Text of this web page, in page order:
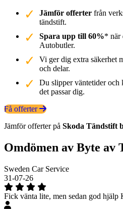
Jämför offerter från
tändstift.
Spara upp till 60%* när
Autobutler.
Vi ger dig extra säkerhet
och delar.
Du slipper väntetider och
det passar dig.
Få offerter
Jämför offerter på Skoda Tändstift
Omdömen av Byte av
Sweden Car Service
31-07-26
Fick vänta lite, men sedan god hjälp